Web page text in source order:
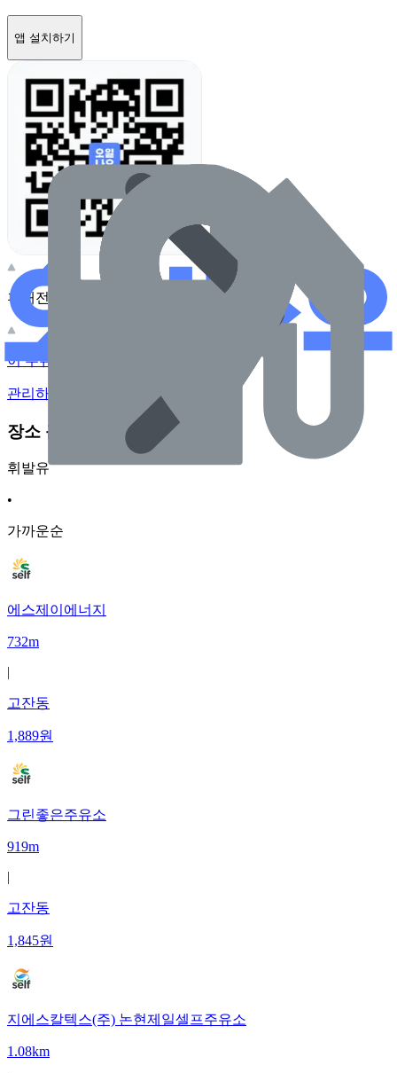
앱 설치하기
휴대전화 카메라로 찍어보세요
이 주유소의 사장님이신가요?
관리하기
장소 근처 주유소
휘발유
•
가까운순
에스제이에너지
732m
|
고잔동
1,889원
그린좋은주유소
919m
|
고잔동
1,845원
지에스칼텍스(주) 논현제일셀프주유소
1.08km